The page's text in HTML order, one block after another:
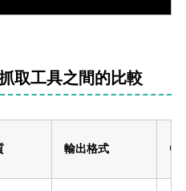
取工具之間的比較
輸出格式